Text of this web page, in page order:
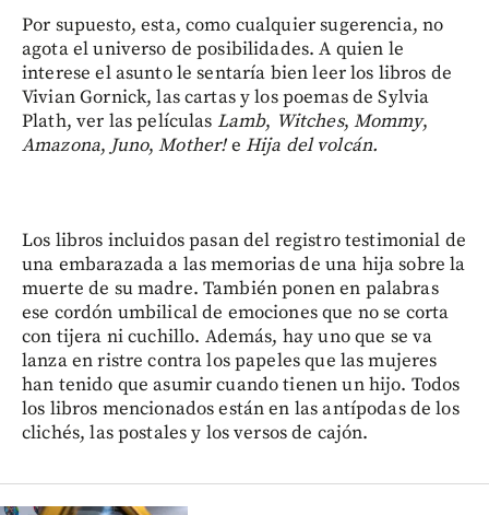
Por supuesto, esta, como cualquier sugerencia, no
agota el universo de posibilidades. A quien le
interese el asunto le sentaría bien leer los libros de
Vivian Gornick, las cartas y los poemas de Sylvia
Plath, ver las películas Lamb, Witches,Mommy,
Amazona, Juno,Mother!e Hija del volcán.
Los libros incluidos pasan del registro testimonial de
una embarazada a las memorias de una hija sobre la
muerte de su madre. También ponen en palabras
ese cordón umbilical de emociones que no se corta
con tijera ni cuchillo. Además, hay uno que se va
lanza en ristre contra los papeles que las mujeres
han tenido que asumir cuando tienen un hijo. Todos
los libros mencionados están en las antípodas de los
clichés, las postales y los versos de cajón.